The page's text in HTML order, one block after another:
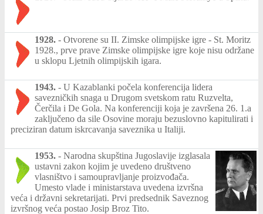
1928. - Otvorene su II. Zimske olimpijske igre - St. Moritz
1928., prve prave Zimske olimpijske igre koje nisu održane
u sklopu Ljetnih olimpijskih igara.
1943. - U Kazablanki počela konferencija lidera
savezničkih snaga u Drugom svetskom ratu Ruzvelta,
Čerčila i De Gola. Na konferenciji koja je završena 26. 1.a
zaključeno da sile Osovine moraju bezuslovno kapitulirati i
preciziran datum iskrcavanja saveznika u Italiji.
1953. - Narodna skupština Jugoslavije izglasala
ustavni zakon kojim je uvedeno društveno
vlasništvo i samoupravljanje proizvođača.
Umesto vlade i ministarstava uvedena izvršna
veća i državni sekretarijati. Prvi predsednik Saveznog
izvršnog veća postao Josip Broz Tito.